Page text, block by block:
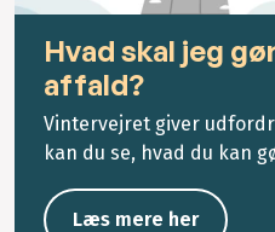
Hvad skal jeg
affald?
Vintervejret giver
kan du se, hvad du kan
Læs mere her